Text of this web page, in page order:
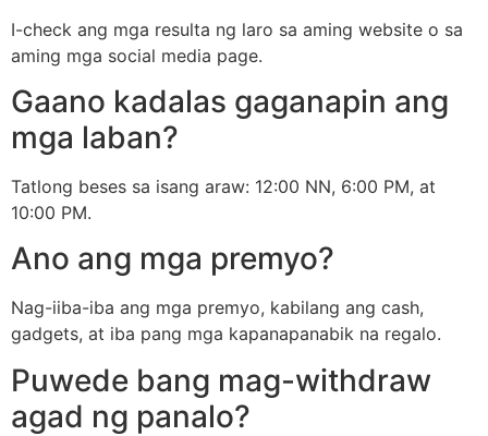
I-check ang mga resulta ng laro sa aming website o sa
aming mga social media page.
Gaano kadalas gaganapin ang
mga laban?
Tatlong beses sa isang araw: 12:00 NN, 6:00 PM, at
10:00 PM.
Ano ang mga premyo?
Nag-iiba-iba ang mga premyo, kabilang ang cash,
gadgets, at iba pang mga kapanapanabik na regalo.
Puwede bang mag-withdraw
agad ng panalo?